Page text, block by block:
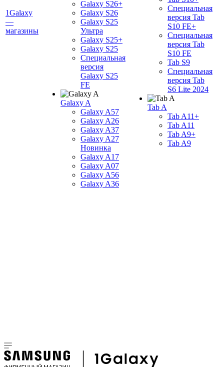
1Galaxy
—
магазины
Galaxy S26+
Galaxy S26
Galaxy S25
Ультра
Galaxy S25+
Galaxy S25
Специальная
версия
Galaxy S25
FE
Galaxy A
Galaxy A57
Galaxy A26
Galaxy A37
Galaxy A27
Новинка
Galaxy A17
Galaxy A07
Galaxy A56
Galaxy A36
Специальная
версия Tab
S10 FE+
Специальная
версия Tab
S10 FE
Tab S9
Специальная
версия Tab
S6 Lite 2024
Tab A
Tab A11+
Tab A11
Tab A9+
Tab A9